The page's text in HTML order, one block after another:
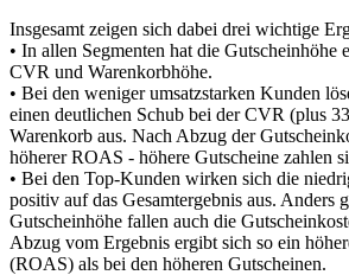
Insgesamt zeigen sich dabei drei wichtige
• In allen Segmenten hat die Gutscheinhöhe
CVR und Warenkorbhöhe.
• Bei den weniger umsatzstarken Kunden
einen deutlichen Schub bei der CVR (plus
Warenkorb aus. Nach Abzug der
höherer ROAS - höhere Gutscheine zahlen
• Bei den Top-Kunden wirken sich die
positiv auf das Gesamtergebnis aus. Anders
Gutscheinhöhe fallen auch die
Abzug vom Ergebnis ergibt sich so ein
(ROAS) als bei den höheren Gutscheinen.